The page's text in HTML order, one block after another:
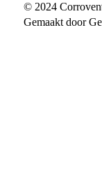
© 2024
Gemaakt door